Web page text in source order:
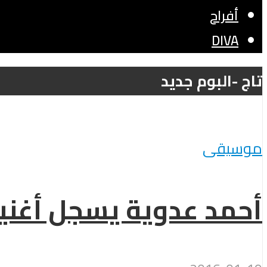
أفراح
DIVA
تاج -البوم جديد
موسيقى
أحمد عدوية يسجل